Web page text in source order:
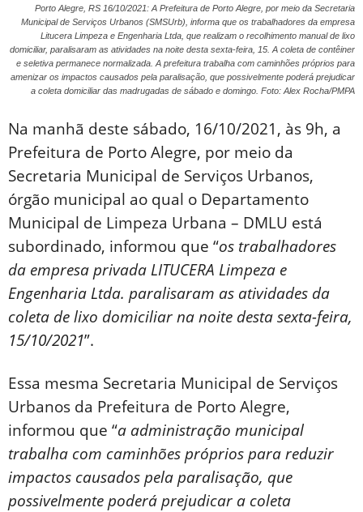
Porto Alegre, RS 16/10/2021: A Prefeitura de Porto Alegre, por meio da Secretaria
Municipal de Serviços Urbanos (SMSUrb), informa que os trabalhadores da empresa
Litucera Limpeza e Engenharia Ltda, que realizam o recolhimento manual de lixo
domiciliar, paralisaram as atividades na noite desta sexta-feira, 15. A coleta de contêiner
e seletiva permanece normalizada. A prefeitura trabalha com caminhões próprios para
amenizar os impactos causados pela paralisação, que possivelmente poderá prejudicar
a coleta domiciliar das madrugadas de sábado e domingo. Foto: Alex Rocha/PMPA
Na manhã deste sábado, 16/10/2021, às 9h, a
Prefeitura de Porto Alegre, por meio da
Secretaria Municipal de Serviços Urbanos,
órgão municipal ao qual o Departamento
Municipal de Limpeza Urbana – DMLU está
subordinado, informou que “os trabalhadores
da empresa privada LITUCERA Limpeza e
Engenharia Ltda. paralisaram as atividades da
coleta de lixo domiciliar na noite desta sexta-feira,
15/10/2021”.
Essa mesma Secretaria Municipal de Serviços
Urbanos da Prefeitura de Porto Alegre,
informou que “a administração municipal
trabalha com caminhões próprios para reduzir
impactos causados pela paralisação, que
possivelmente poderá prejudicar a coleta